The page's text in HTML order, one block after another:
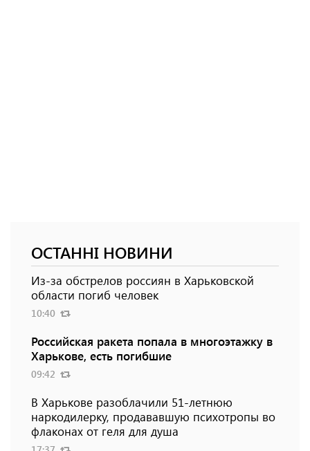
ОСТАННІ НОВИНИ
Из-за обстрелов россиян в Харьковской
области погиб человек
10:40
Российская ракета попала в многоэтажку в
Харькове, есть погибшие
09:42
В Харькове разоблачили 51-летнюю
наркодилерку, продававшую психотропы во
флаконах от геля для душа